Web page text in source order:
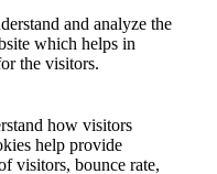
and analyze the
which helps in
the visitors.
how visitors
help provide
visitors, bounce rate,